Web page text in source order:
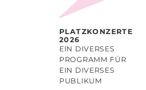
PLATZKONZERTE
2026
EIN DIVERSES
PROGRAMM FÜR
EIN DIVERSES
PUBLIKUM